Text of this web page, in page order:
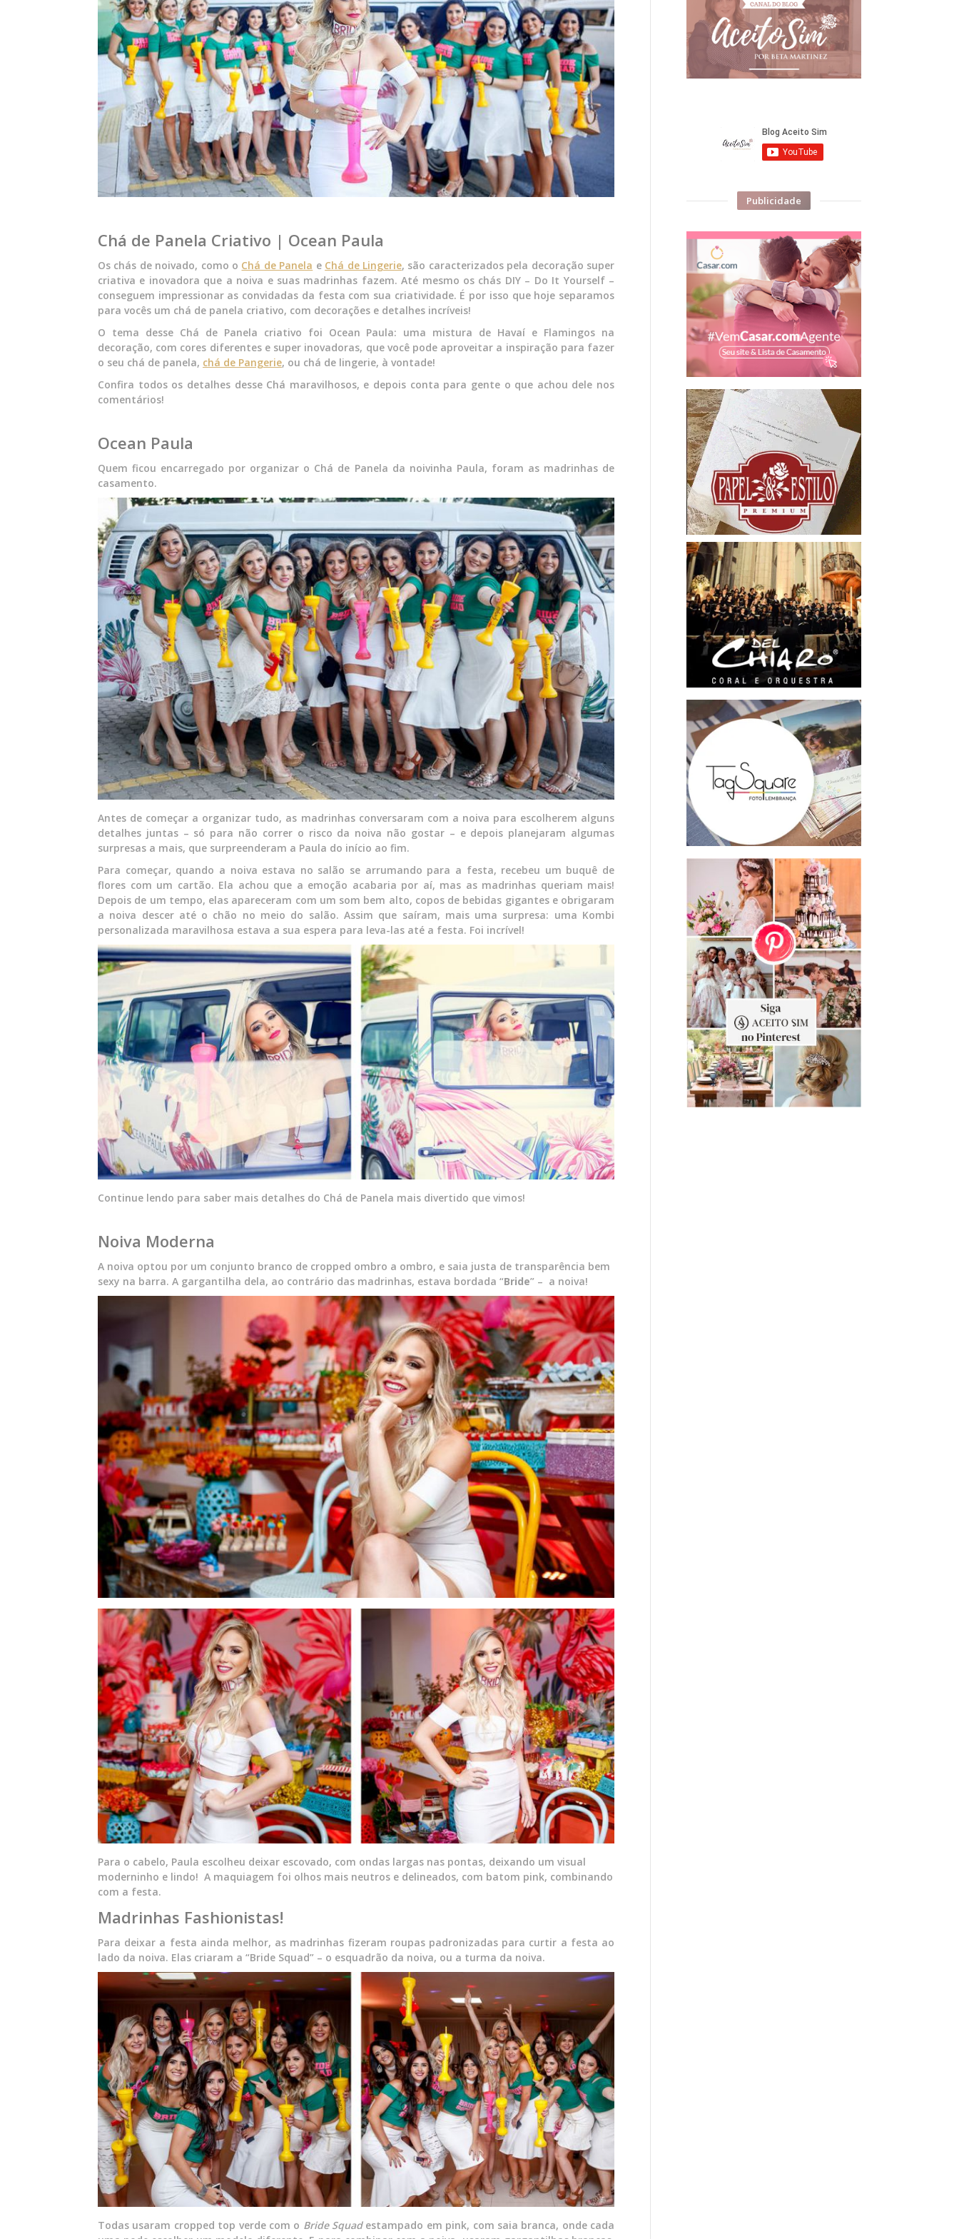
Chá de Panela Criativo | Ocean Paula
Os chás de noivado, como o Chá de Panela e Chá de Lingerie, são caracterizados pela decoração super
criativa e inovadora que a noiva e suas madrinhas fazem. Até mesmo os chás DIY – Do It Yourself –
conseguem impressionar as convidadas da festa com sua criatividade. É por isso que hoje separamos
para vocês um chá de panela criativo, com decorações e detalhes incríveis!
O tema desse Chá de Panela criativo foi Ocean Paula: uma mistura de Havaí e Flamingos na
decoração, com cores diferentes e super inovadoras, que você pode aproveitar a inspiração para fazer
o seu chá de panela, chá de Pangerie, ou chá de lingerie, à vontade!
Confira todos os detalhes desse Chá maravilhosos, e depois conta para gente o que achou dele nos
comentários!
Ocean Paula
Quem ficou encarregado por organizar o Chá de Panela da noivinha Paula, foram as madrinhas de
casamento.
Antes de começar a organizar tudo, as madrinhas conversaram com a noiva para escolherem alguns
detalhes juntas – só para não correr o risco da noiva não gostar – e depois planejaram algumas
surpresas a mais, que surpreenderam a Paula do início ao fim.
Para começar, quando a noiva estava no salão se arrumando para a festa, recebeu um buquê de
flores com um cartão. Ela achou que a emoção acabaria por aí, mas as madrinhas queriam mais!
Depois de um tempo, elas apareceram com um som bem alto, copos de bebidas gigantes e obrigaram
a noiva descer até o chão no meio do salão. Assim que saíram, mais uma surpresa: uma Kombi
personalizada maravilhosa estava a sua espera para leva-las até a festa. Foi incrível!
Continue lendo para saber mais detalhes do Chá de Panela mais divertido que vimos!
Noiva Moderna
A noiva optou por um conjunto branco de cropped ombro a ombro, e saia justa de transparência bem
sexy na barra. A gargantilha dela, ao contrário das madrinhas, estava bordada “Bride” – a noiva!
Para o cabelo, Paula escolheu deixar escovado, com ondas largas nas pontas, deixando um visual
moderninho e lindo! A maquiagem foi olhos mais neutros e delineados, com batom pink, combinando
com a festa.
Madrinhas Fashionistas!
Para deixar a festa ainda melhor, as madrinhas fizeram roupas padronizadas para curtir a festa ao
lado da noiva. Elas criaram a “Bride Squad” – o esquadrão da noiva, ou a turma da noiva.
Todas usaram cropped top verde com o Bride Squadestampado em pink, com saia branca, onde cada
Publicidade